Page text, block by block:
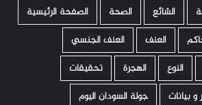
الشائع الصحة
الصفحة الرئيسية
العنف
العنف الجنسي
النوع الهجرة
تحقيقات
و بيانات
جولة السودان اليوم